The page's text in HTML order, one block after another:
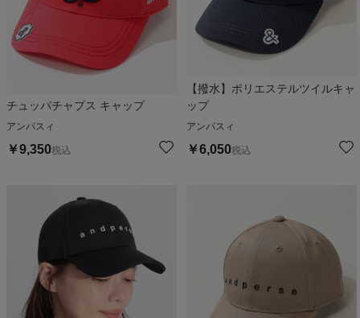
チュッパチャプス キャップ
アンパスィ
￥9,350税込
【撥水】ポリエステルツイルキャ
ップ
アンパスィ
￥6,050税込